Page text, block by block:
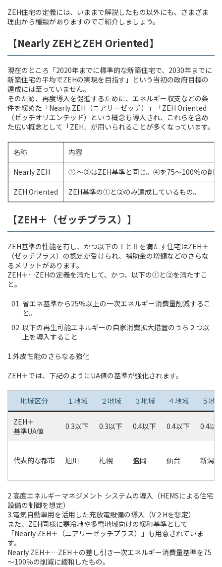
ZEH住宅の定義には、いままで解説したもの以外にも、さまざま
理由から種類がありますのでご紹介しましょう。
【Nearly ZEHとZEH Oriented】
現在のところ「2020年までに標準的な新築住宅で、2030年までに
新築住宅の平均でZEHの実現を目指す」という当初の政府目標の
達成には至っていません。
そのため、再度導入を促進するために、エネルギー収支などの条
件を緩めた「Nearly ZEH（ニアリーゼッチ）」「ZEH Oriented
（ゼッチオリエンテッド）という概念も導入され、これらを含め
た広い概念として「ZEH」が用いられることが多くなっています。
名称
内容
Nearly ZEH
① ～③はZEH基準と同じ。④を75～100％の削減
ZEH Oriented
ZEH基準の①と②のみ達成しているもの。
【ZEH＋（ゼッチプラス）】
ZEH基準の性能を有し、かつ以下のⅠとⅡを満たす住宅はZEH＋
（ゼッチプラス）の認定が受けられ、補助金の増額などのさらな
るメリットがあります。
ZEH＋…ZEHの定義を満たして、かつ、以下の①と②を満たすこ
と。
省エネ基準から25%以上の一次エネルギー消費量削減するこ
と。
以下の再生可能エネルギーの自家消費拡大措置のうち２つ以
上を導入すること
1.外皮性能のさらなる強化
ZEH＋では、下記のようにUA値の基準が強化されます。
地域区分 １地域 ２地域 ３地域 ４地域 ５地域
ZEH＋
基準UA値
0.3以下 0.3以下 0.4以下 0.4以下 0.4以
代表的な都市 旭川 札幌 盛岡 仙台 新潟
2.高度エネルギーマネジメント システムの導入（HEMSによる住宅
設備の制御を想定）
3.電気自動車用を活用した充放電設備の導入（V２Hを想定）
また、ZEH同様に寒冷地や多雪地域向けの緩和基準として
「Nearly ZEH＋（ニアリーゼッチプラス）」も用意されていま
す。
Nearly ZEH＋…ZEH＋の差し引き一次エネルギー消費量基準を75
～100％の削減に緩和したもの。